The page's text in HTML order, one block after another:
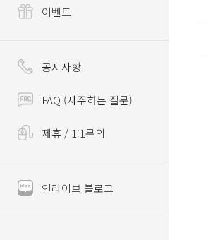
이벤트
공지사항
FAQ (자주하는 질문)
제휴 / 1:1문의
인라이브 블로그